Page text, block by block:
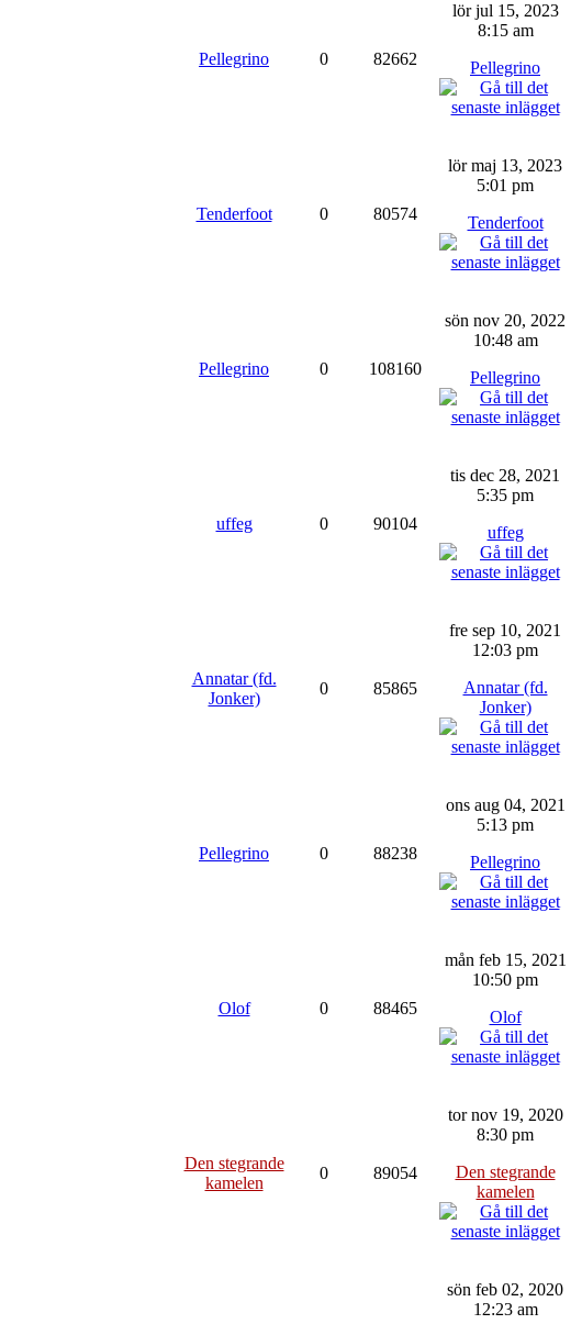
Pellegrino 0 82662
lör jul 15, 2023
8:15 am
Pellegrino
Tenderfoot 0 80574
lör maj 13, 2023
5:01 pm
Tenderfoot
Pellegrino 0 108160
sön nov 20, 2022
10:48 am
Pellegrino
uffeg 0 90104
tis dec 28, 2021
5:35 pm
uffeg
Annatar (fd.
Jonker)
0 85865
fre sep 10, 2021
12:03 pm
Annatar (fd.
Jonker)
Pellegrino 0 88238
ons aug 04, 2021
5:13 pm
Pellegrino
Olof 0 88465
mån feb 15, 2021
10:50 pm
Olof
Den stegrande
kamelen
0 89054
tor nov 19, 2020
8:30 pm
Den stegrande
kamelen
sön feb 02, 2020
12:23 am